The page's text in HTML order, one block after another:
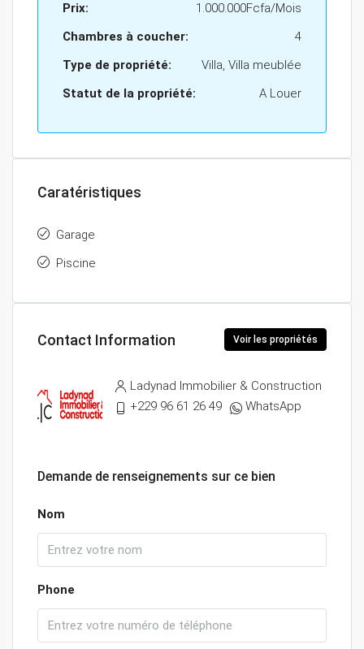
Prix:
1.000.000Fcfa/Mois
Chambres à coucher:
4
Type de propriété:
Villa, Villa meublée
Statut de la propriété:
A Louer
Caratéristiques
Garage
Piscine
Contact Information Voir les propriétés
Ladynad Immobilier & Construction
+229 96 61 26 49
WhatsApp
Demande de renseignements sur ce bien
Nom
Phone